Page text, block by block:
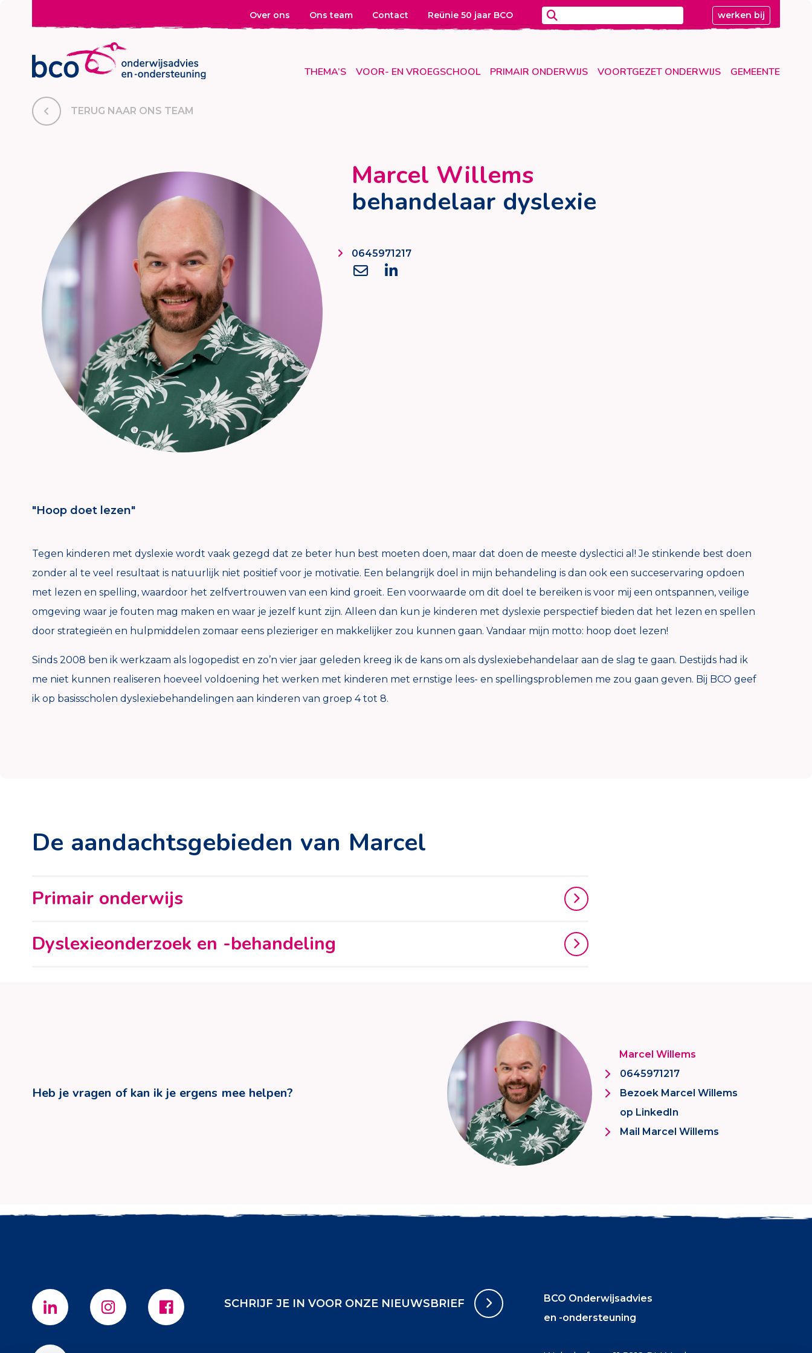
THEMA’S VOOR- EN VROEGSCHOOL PRIMAIR ONDERWIJS VOORTGEZET ONDERWIJS GEMEENTE
Over ons Ons team Contact Reünie 50 jaar BCO werken bij
TERUG NAAR ONS TEAM
Marcel Willems
behandelaar dyslexie
0645971217
"Hoop doet lezen"
Tegen kinderen met dyslexie wordt vaak gezegd dat ze beter hun best moeten doen, maar dat doen de meeste dyslectici al! Je stinkende best doen
zonder al te veel resultaat is natuurlijk niet positief voor je motivatie. Een belangrijk doel in mijn behandeling is dan ook een succeservaring opdoen
met lezen en spelling, waardoor het zelfvertrouwen van een kind groeit. Een voorwaarde om dit doel te bereiken is voor mij een ontspannen, veilige
omgeving waar je fouten mag maken en waar je jezelf kunt zijn. Alleen dan kun je kinderen met dyslexie perspectief bieden dat het lezen en spellen
door strategieën en hulpmiddelen zomaar eens plezieriger en makkelijker zou kunnen gaan. Vandaar mijn motto: hoop doet lezen!
Sinds 2008 ben ik werkzaam als logopedist en zo’n vier jaar geleden kreeg ik de kans om als dyslexiebehandelaar aan de slag te gaan. Destijds had ik
me niet kunnen realiseren hoeveel voldoening het werken met kinderen met ernstige lees- en spellingsproblemen me zou gaan geven. Bij BCO geef
ik op basisscholen dyslexiebehandelingen aan kinderen van groep 4 tot 8.
De aandachtsgebieden van Marcel
Primair onderwijs
Dyslexieonderzoek en -behandeling
Heb je vragen of kan ik je ergens mee helpen?
Marcel Willems
0645971217
Bezoek Marcel Willems
op LinkedIn
Mail Marcel Willems
SCHRIJF JE IN VOOR ONZE NIEUWSBRIEF
BCO Onderwijsadvies
en -ondersteuning